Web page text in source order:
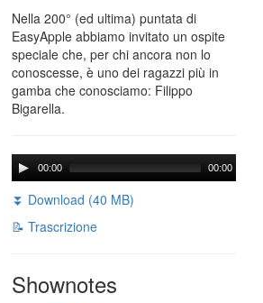
Nella 200° (ed ultima) puntata di
EasyApple abbiamo invitato un ospite
speciale che, per chi ancora non lo
conoscesse, è uno dei ragazzi più in
gamba che conosciamo: Filippo
Bigarella.
00:00 00:00
⏬ Download (40 MB)
📝 Trascrizione
Shownotes